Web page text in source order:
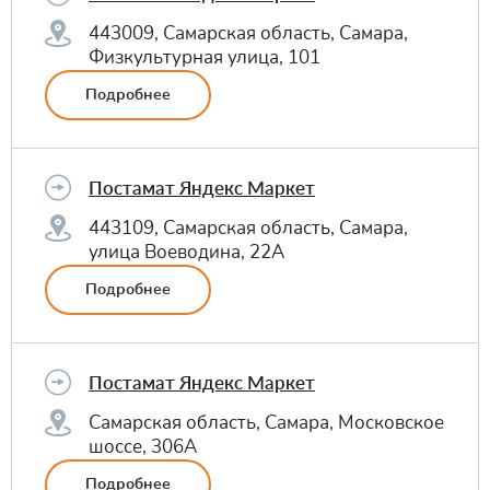
443009, Самарская область, Самара,
Физкультурная улица, 101
Подробнее
Постамат Яндекс Маркет
443109, Самарская область, Самара,
улица Воеводина, 22А
Подробнее
Постамат Яндекс Маркет
Самарская область, Самара, Московское
шоссе, 306А
Подробнее